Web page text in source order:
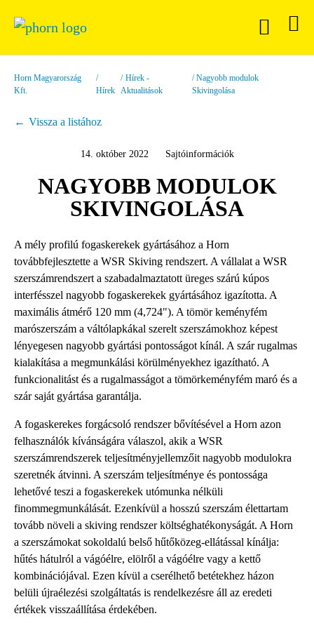
Horn Magyarország
Kft.
Hírek
Hírek -
Aktualitások
Nagyobb modulok
Skivingolása
Vissza a listához
14. október 2022 Sajtóinformációk
NAGYOBB MODULOK
SKIVINGOLÁSA
A mély profilú fogaskerekek gyártásához a Horn
továbbfejlesztette a WSR Skiving rendszert. A vállalat a WSR
szerszámrendszert a szabadalmaztatott üreges szárú kúpos
interfésszel nagyobb fogaskerekek gyártásához igazította. A
maximális átmérő 120 mm (4,724"). A tömör keményfém
marószerszám a váltólapkákal szerelt szerszámokhoz képest
lényegesen nagyobb gyártási pontosságot kínál. A szár rugalmas
kialakítása a megmunkálási körülményekhez igazítható. A
funkcionalitást és a rugalmasságot a tömörkeményfém maró és a
szár saját gyártása garantálja.
A fogaskerekes forgácsoló rendszer bővítésével a Horn azon
felhasználók kívánságára válaszol, akik a WSR
szerszámrendszerek teljesítményjellemzőit nagyobb modulokra
szeretnék átvinni. A szerszám teljesítménye és pontossága
lehetővé teszi a fogaskerekek utómunka nélküli
finommegmunkálását. Ezenkívül a hosszú szerszám élettartam
tovább növeli a skiving rendszer költséghatékonyságát. A Horn
a szerszámokat sokoldalú belső hűtőközeg-ellátással kínálja:
hűtés hátulról a vágóélre, elölről a vágóélre vagy a kettő
kombinációjával. Ezen kívül a cserélhető betétekhez házon
belüli újraélezési szolgáltatás is rendelkezésre áll az eredeti
értékek visszaállítása érdekében.